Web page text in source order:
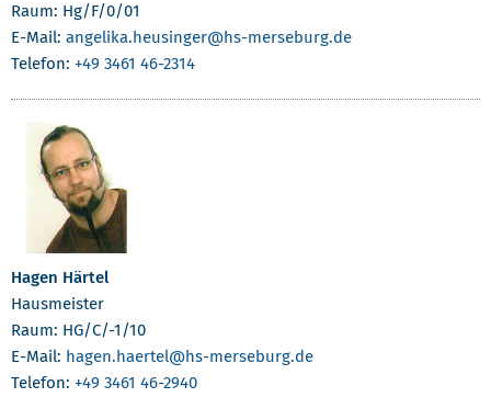
Raum: Hg/F/0/01
E-Mail: angelika.heusinger@hs-merseburg.de
Telefon: +49 3461 46-2314
Hagen Härtel
Hausmeister
Raum: HG/C/-1/10
E-Mail: hagen.haertel@hs-merseburg.de
Telefon: +49 3461 46-2940